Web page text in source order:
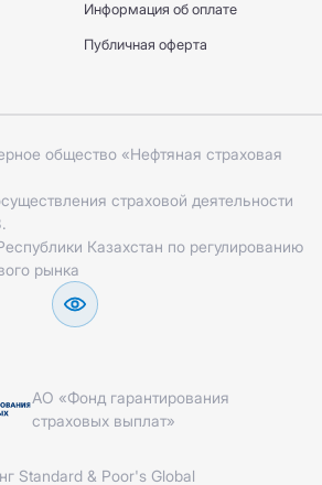
Информация об оплате
Публичная оферта
общество «Нефтяная страховая
страховой деятельности
Казахстан по регулированию
рынка
АО «Фонд гарантирования
страховых выплат»
Standard & Poor's Global